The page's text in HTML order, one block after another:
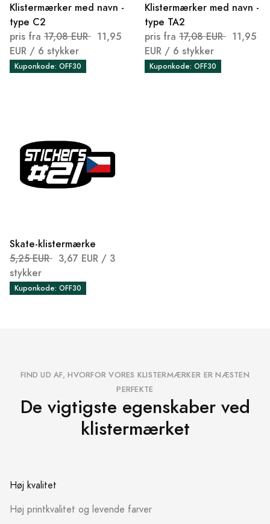
Klistermærker med navn -
type C2
pris fra 17,08 EUR 11,95
EUR / 6 stykker
Kuponkode: OFF30
Klistermærker med navn -
type TA2
pris fra 17,08 EUR 11,95
EUR / 6 stykker
Kuponkode: OFF30
Skate-klistermærke
5,25 EUR 3,67 EUR / 3
stykker
Kuponkode: OFF30
FIND UD AF, HVORFOR VORES KLISTERMÆRKER ER NÆSTEN
PERFEKTE
De vigtigste egenskaber ved
klistermærket
Høj kvalitet
Høj printkvalitet og levende farver